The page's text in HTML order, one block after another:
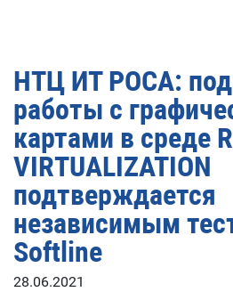
НТЦ ИТ РОСА:
работы с
картами в среде
VIRTUALIZATION
подтверждается
независимым
Softline
28.06.2021